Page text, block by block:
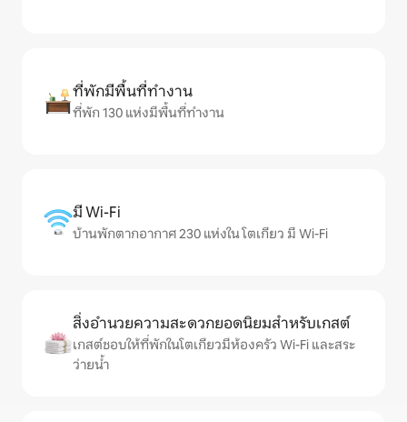
ที่พักมีพื้นที่ทำงาน
ที่พัก 130 แห่งมีพื้นที่ทำงาน
มี Wi-Fi
บ้านพักตากอากาศ 230 แห่งใน โตเกียว มี Wi-Fi
สิ่งอำนวยความสะดวกยอดนิยมสำหรับเกสต์
เกสต์ชอบให้ที่พักในโตเกียวมีห้องครัว Wi-Fi และสระ
ว่ายน้ำ